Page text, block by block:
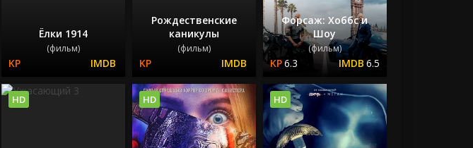
Ёлки 1914
(фильм)
Рождественские
каникулы
(фильм)
Форсаж: Хоббс и
Шоу
(фильм)
6.3 6.5
HD HD HD